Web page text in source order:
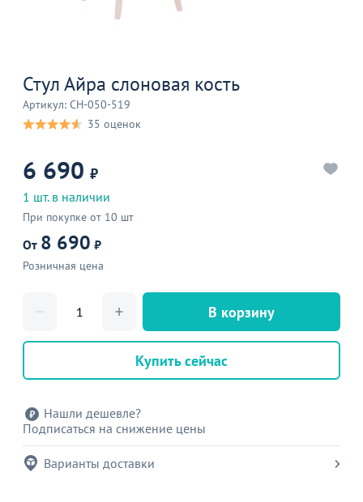
Стул Айра слоновая кость
Артикул: CH-050-519
35 оценок
6 690 ₽
1 шт. в наличии
При покупке от 10 шт
От 8 690 ₽
Розничная цена
В корзину
Купить сейчас
Нашли дешевле?
Подписаться на снижение цены
Варианты доставки